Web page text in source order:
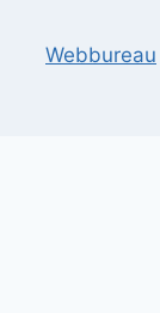
Webbureau